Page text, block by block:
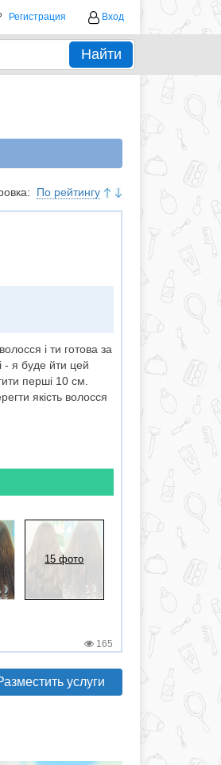
Регистрация Вход
Найти
По рейтингу
і ти готова за
- я буде йти цей
перші 10 см.
якість волосся
15 фото
165
услуги